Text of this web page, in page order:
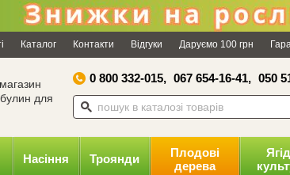
Дозвольте сайту megasad.net
відправляти вам сповіщення на
робочий стіл.
by SendPulse Заборонити Дозволити
×
Каталог Контакти Відгуки Даруємо 100 грн
0 800 332-015, 067 654-16-41, 050
Насіння Троянди
Плодові
дерева